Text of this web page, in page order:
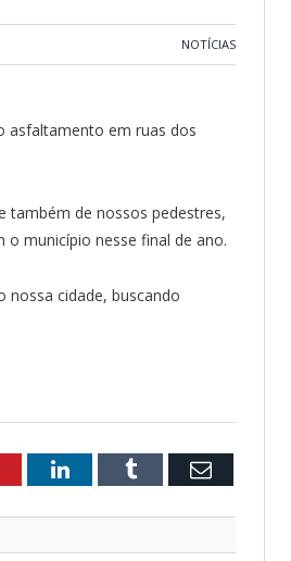
NOTÍCIAS
asfaltamento em ruas dos
também de nossos pedestres,
o município nesse final de ano.
cidade, buscando
LinkedInTumblr Email